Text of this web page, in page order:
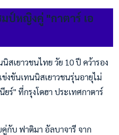
ป์หญิงคู่ "กาตาร์ เอ
สเยาวชนไทย วัย 10 ปี คว้ารอง
งขันเทนนิสเยาวชนรุ่นอายุไม่
ยร์" ที่กรุงโดฮา ประเทศกาตาร์
กับ ฟาติมา อัลบาจารี จาก